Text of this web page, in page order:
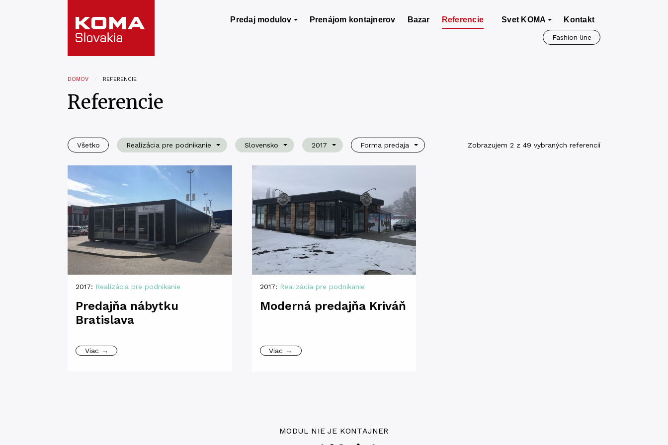
Predaj modulov Prenájom kontajnerov Bazar Referencie Svet KOMA Kontakt
Fashion line
DOMOV REFERENCIE
Referencie
Všetko Realizácia pre podnikanie Slovensko 2017 Forma predaja Zobrazujem 2 z 49 vybraných referencií
2017: Realizácia pre podnikanie
Predajňa nábytku
Bratislava
Viac →
2017: Realizácia pre podnikanie
Moderná predajňa Kriváň
Viac →
MODUL NIE JE KONTAJNER